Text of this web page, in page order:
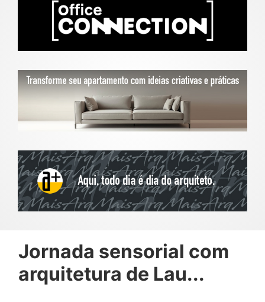
Jornada sensorial com
arquitetura de Lau...